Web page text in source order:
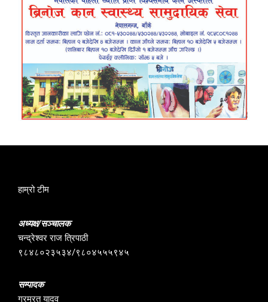
हाम्रो टीम
अध्यक्ष/सञ्चालक
चन्द्रेश्वर राज त्रिपाठी
९८४८०२३५३४/९८०४५५५९४५
सम्पादक
गुरमुरत यादव